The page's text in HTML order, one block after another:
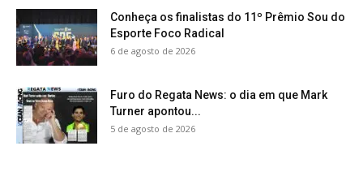
Conheça os finalistas do 11º Prêmio Sou do
Esporte Foco Radical
6 de agosto de 2026
Furo do Regata News: o dia em que Mark
Turner apontou...
5 de agosto de 2026